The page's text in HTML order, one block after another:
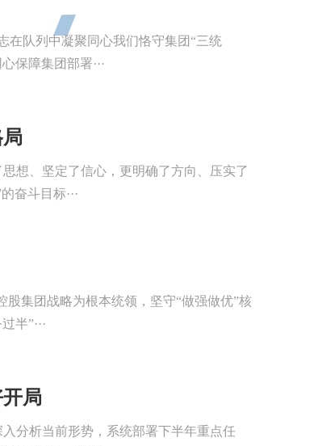
在队列中凝聚同心我们恪守集团“三统
保障集团部署···
想、坚定了信心，更明确了方向、压实了
奋斗目标···
集团战略为根本统领，坚守“做强做优”核
半”···
局
分析当前形势，系统部署下半年重点任